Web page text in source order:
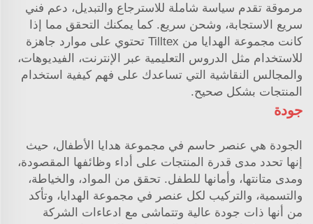
مرموقة تقدم سياسة شاملة للاسترجاع والتبديل، دعم فني
سريع الاستجابة، وشحن سريع. كما يمكنك التحقق مما إذا
كانت مجموعة الهدايا من Tilltex تحتوي على موارد جاهزة
للاستخدام مثل الدروس التعليمية عبر الإنترنت، الفيديوهات،
والمجالس النقاشية التي تساعدك على فهم كيفية استخدام
المنتجات بشكل صحيح.
جودة
الجودة هي عنصر حاسم في مجموعة هدايا الأطفال، حيث
إنها تحدد مدى قدرة المنتجات على أداء وظائفها المقصودة،
ومدى متانتها، وأمانها للطفل. تحقق من المواد، والخياطة،
والتسمية، والتركيب لكل عنصر في مجموعة الهدايا، وتأكد
من أنها ذات جودة عالية وتتماشى مع ادعاءات الشركة